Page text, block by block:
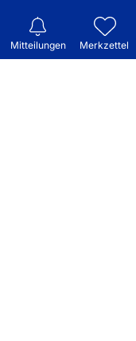
Mitteilungen Merkzettel